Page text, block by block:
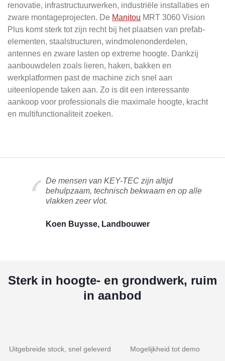
renovatie, infrastructuurwerken, industriële installaties en
zware montageprojecten. De Manitou MRT 3060 Vision
Plus komt sterk tot zijn recht bij het plaatsen van prefab-
elementen, staalstructuren, windmolenonderdelen,
antennes en zware lasten op extreme hoogte. Dankzij
aanbouwdelen zoals lieren, haken, bakken en
werkplatformen past de machine zich snel aan
uiteenlopende taken aan. Zo is dit een interessante
aankoop voor professionals die maximale hoogte, kracht
en multifunctionaliteit zoeken.
De mensen van KEY-TEC zijn altijd
behulpzaam, technisch bekwaam en op alle
vlakken zeer vlot.
Koen Buysse, Landbouwer
Sterk in hoogte- en grondwerk, ruim
in aanbod
Uitgebreide stock, snel geleverd Mogelijkheid tot demo